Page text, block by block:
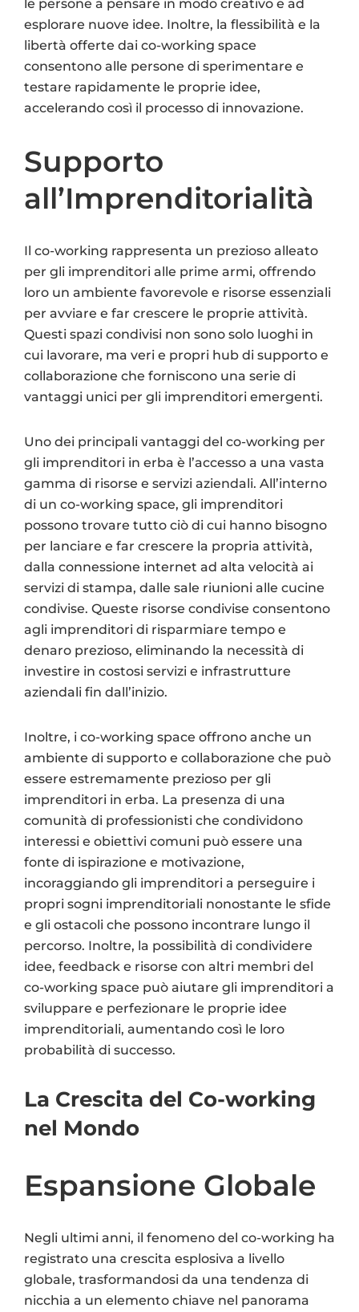
le persone a pensare in modo creativo e ad
esplorare nuove idee. Inoltre, la flessibilità e la
libertà offerte dai co-working space
consentono alle persone di sperimentare e
testare rapidamente le proprie idee,
accelerando così il processo di innovazione.
Supporto
all’Imprenditorialità
Il co-working rappresenta un prezioso alleato
per gli imprenditori alle prime armi, offrendo
loro un ambiente favorevole e risorse essenziali
per avviare e far crescere le proprie attività.
Questi spazi condivisi non sono solo luoghi in
cui lavorare, ma veri e propri hub di supporto e
collaborazione che forniscono una serie di
vantaggi unici per gli imprenditori emergenti.
Uno dei principali vantaggi del co-working per
gli imprenditori in erba è l’accesso a una vasta
gamma di risorse e servizi aziendali. All’interno
di un co-working space, gli imprenditori
possono trovare tutto ciò di cui hanno bisogno
per lanciare e far crescere la propria attività,
dalla connessione internet ad alta velocità ai
servizi di stampa, dalle sale riunioni alle cucine
condivise. Queste risorse condivise consentono
agli imprenditori di risparmiare tempo e
denaro prezioso, eliminando la necessità di
investire in costosi servizi e infrastrutture
aziendali fin dall’inizio.
Inoltre, i co-working space offrono anche un
ambiente di supporto e collaborazione che può
essere estremamente prezioso per gli
imprenditori in erba. La presenza di una
comunità di professionisti che condividono
interessi e obiettivi comuni può essere una
fonte di ispirazione e motivazione,
incoraggiando gli imprenditori a perseguire i
propri sogni imprenditoriali nonostante le sfide
e gli ostacoli che possono incontrare lungo il
percorso. Inoltre, la possibilità di condividere
idee, feedback e risorse con altri membri del
co-working space può aiutare gli imprenditori a
sviluppare e perfezionare le proprie idee
imprenditoriali, aumentando così le loro
probabilità di successo.
La Crescita del Co-working
nel Mondo
Espansione Globale
Negli ultimi anni, il fenomeno del co-working ha
registrato una crescita esplosiva a livello
globale, trasformandosi da una tendenza di
nicchia a un elemento chiave nel panorama